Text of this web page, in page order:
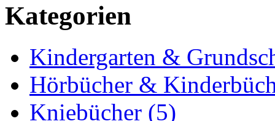
Kategorien
Kindergarten &
Hörbücher &
Kniebücher (5)